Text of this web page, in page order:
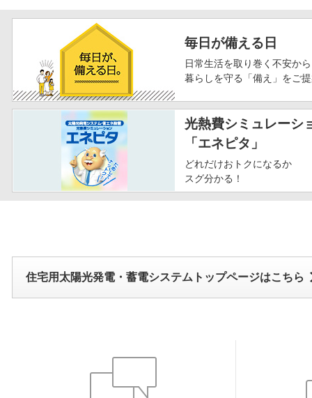
毎日が備える日
日常生活を取り巻く不安から
暮らしを守る「備え」をご
光熱費シミュレーシ
「エネピタ」
どれだけおトクになるか
スグ分かる！
住宅用太陽光発電・蓄電システムトップページはこちら